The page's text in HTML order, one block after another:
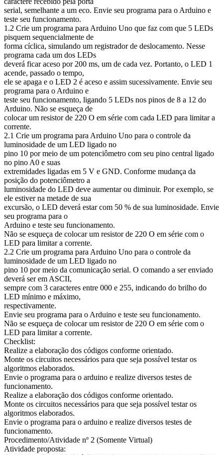
serial, semelhante a um eco. Envie seu programa para o Arduino e
teste seu funcionamento.
1.2 Crie um programa para Arduino Uno que faz com que 5 LEDs
pisquem sequencialmente de
forma cíclica, simulando um registrador de deslocamento. Nesse
programa cada um dos LEDs
deverá ficar aceso por 200 ms, um de cada vez. Portanto, o LED 1
acende, passado o tempo,
ele se apaga e o LED 2 é aceso e assim sucessivamente. Envie seu
programa para o Arduino e
teste seu funcionamento, ligando 5 LEDs nos pinos de 8 a 12 do
Arduino. Não se esqueça de
colocar um resistor de 220 O em série com cada LED para limitar a
corrente.
2.1 Crie um programa para Arduino Uno para o controle da
luminosidade de um LED ligado no
pino 10 por meio de um potenciômetro com seu pino central ligado
no pino A0 e suas
extremidades ligadas em 5 V e GND. Conforme mudança da
posição do potenciômetro a
luminosidade do LED deve aumentar ou diminuir. Por exemplo, se
ele estiver na metade de sua
excursão, o LED deverá estar com 50 % de sua luminosidade. Envie
seu programa para o
Arduino e teste seu funcionamento.
Não se esqueça de colocar um resistor de 220 O em série com o
LED para limitar a corrente.
2.2 Crie um programa para Arduino Uno para o controle da
luminosidade de um LED ligado no
pino 10 por meio da comunicação serial. O comando a ser enviado
deverá ser em ASCII,
sempre com 3 caracteres entre 000 e 255, indicando do brilho do
LED mínimo e máximo,
respectivamente.
Envie seu programa para o Arduino e teste seu funcionamento.
Não se esqueça de colocar um resistor de 220 O em série com o
LED para limitar a corrente.
Checklist:
Realize a elaboração dos códigos conforme orientado.
Monte os circuitos necessários para que seja possível testar os
algoritmos elaborados.
Envie o programa para o arduino e realize diversos testes de
funcionamento.
Realize a elaboração dos códigos conforme orientado.
Monte os circuitos necessários para que seja possível testar os
algoritmos elaborados.
Envie o programa para o arduino e realize diversos testes de
funcionamento.
Procedimento/Atividade nº 2 (Somente Virtual)
Atividade proposta: